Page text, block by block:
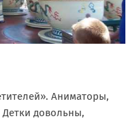
Аниматоры,
довольны,